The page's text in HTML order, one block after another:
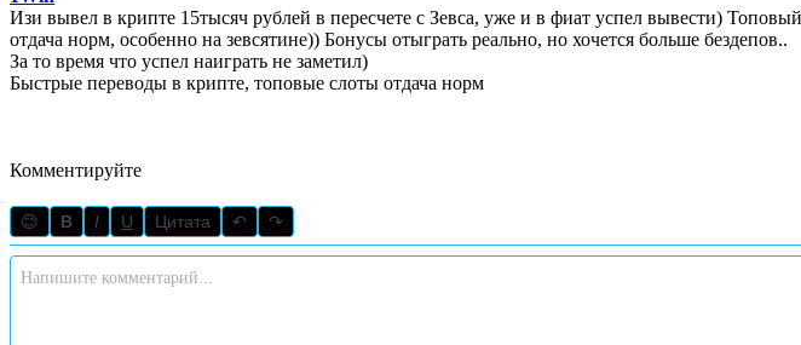
Изи вывел в крипте 15тысяч рублей в пересчете с Зевса, уже и в фиат успел вывести)
отдача норм, особенно на зевсятине)) Бонусы отыграть реально, но хочется больше бездепов..
За то время что успел наиграть не заметил)
Быстрые переводы в крипте, топовые слоты отдача норм
Комментируйте
😊 B I U Цитата ↶ ↷